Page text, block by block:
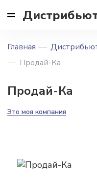
Главная
Продай-Ка
Продай-Ка
Это моя компания